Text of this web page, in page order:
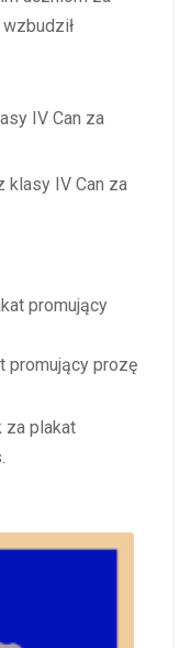
IV Can za
IV Can za
promujący
promujący prozę
za plakat